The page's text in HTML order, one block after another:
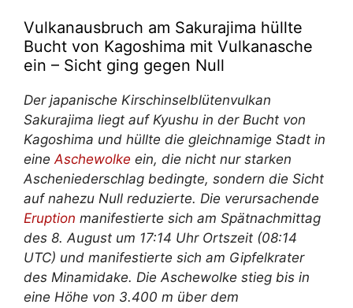
Vulkanausbruch am Sakurajima hüllte
Bucht von Kagoshima mit Vulkanasche
ein – Sicht ging gegen Null
Der japanische Kirschinselblütenvulkan
Sakurajima liegt auf Kyushu in der Bucht von
Kagoshima und hüllte die gleichnamige Stadt in
eineAschewolke ein, die nicht nur starken
Ascheniederschlag bedingte, sondern die Sicht
auf nahezu Null reduzierte. Die verursachende
Eruption manifestierte sich am Spätnachmittag
des 8. August um 17:14 Uhr Ortszeit (08:14
UTC) und manifestierte sich am Gipfelkrater
des Minamidake. Die Aschewolke stieg bis in
eine Höhe von 3.400 m über dem